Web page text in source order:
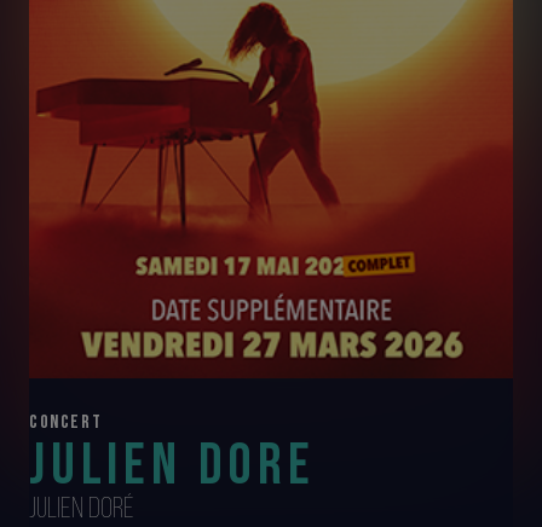
CONCERT
JULIEN DORE
JULIEN DORÉ